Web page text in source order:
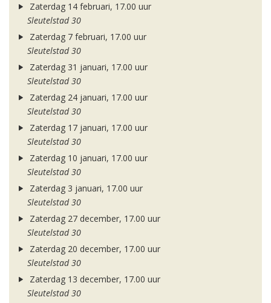
Zaterdag 14 februari, 17.00 uur
Sleutelstad 30
Zaterdag 7 februari, 17.00 uur
Sleutelstad 30
Zaterdag 31 januari, 17.00 uur
Sleutelstad 30
Zaterdag 24 januari, 17.00 uur
Sleutelstad 30
Zaterdag 17 januari, 17.00 uur
Sleutelstad 30
Zaterdag 10 januari, 17.00 uur
Sleutelstad 30
Zaterdag 3 januari, 17.00 uur
Sleutelstad 30
Zaterdag 27 december, 17.00 uur
Sleutelstad 30
Zaterdag 20 december, 17.00 uur
Sleutelstad 30
Zaterdag 13 december, 17.00 uur
Sleutelstad 30